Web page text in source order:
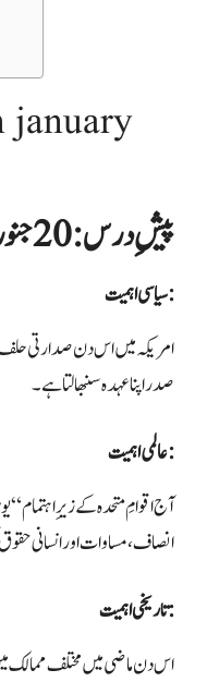
january
پیشِ درس: 20 جنوری 2025
سیاسی اہمیت:
امریکہ میں اس دن صدارتی حلف
صدر اپنا عہدہ سنبھالتا ہے۔
عالمی اہمیت:
آج اقوامِ متحدہ کے زیرِ اہتمام
انصاف، مساوات اور انسانی
تاریخی اہمیت:
اس دن ماضی میں مختلف ممالک